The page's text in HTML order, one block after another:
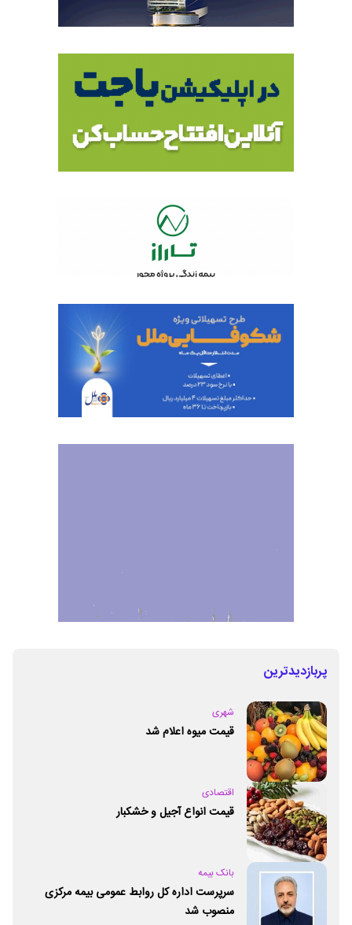
پربازدیدترین
شهری
قیمت میوه اعلام شد
اقتصادی
قیمت انواع آجیل و خشکبار
بانک بیمه
سرپرست اداره کل روابط عمومی بیمه مرکزی
منصوب شد